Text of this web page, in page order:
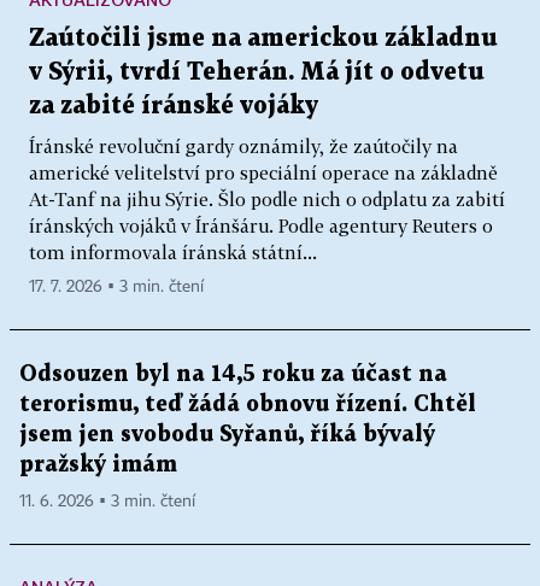
Zaútočili jsme na americkou základnu
v Sýrii, tvrdí Teherán. Má jít o odvetu
za zabité íránské vojáky
Íránské revoluční gardy oznámily, že zaútočily na
americké velitelství pro speciální operace na základně
At-Tanf na jihu Sýrie. Šlo podle nich o odplatu za zabití
íránských vojáků v Íránšáru. Podle agentury Reuters o
tom informovala íránská státní...
17. 7. 2026 ▪ 3 min. čtení
Odsouzen byl na 14,5 roku za účast na
terorismu, teď žádá obnovu řízení. Chtěl
jsem jen svobodu Syřanů, říká bývalý
pražský imám
11. 6. 2026 ▪ 3 min. čtení